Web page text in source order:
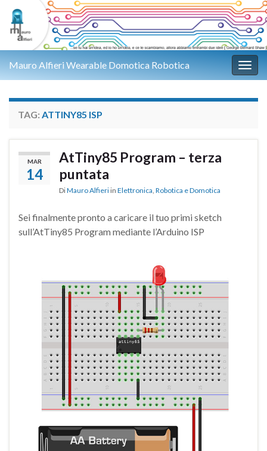
Mauro Alfieri Wearable Domotica Robotica
TAG: ATTINY85 ISP
MAR
14
AtTiny85 Program – terza
puntata
DiMauro Alfieri in Elettronica, Robotica e Domotica
Sei finalmente pronto a caricare il tuo primi sketch
sull’AtTiny85 Program mediante l’Arduino ISP